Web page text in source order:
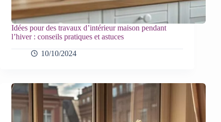
Idées pour des travaux d’intérieur maison pendant
l’hiver : conseils pratiques et astuces
10/10/2024